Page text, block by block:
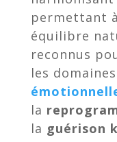
permettant
équilibre
reconnus
les
la
la guérison